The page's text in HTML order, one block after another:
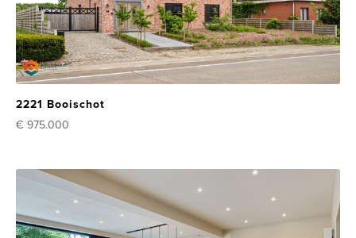
2221 Booischot
€ 975.000